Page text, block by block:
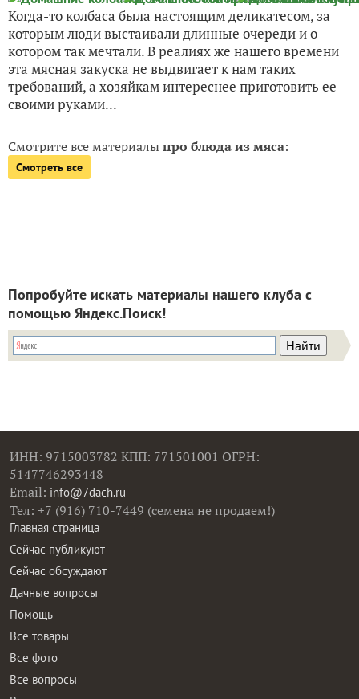
Когда-то колбаса была настоящим деликатесом, за
которым люди выстаивали длинные очереди и о
котором так мечтали. В реалиях же нашего времени
эта мясная закуска не выдвигает к нам таких
требований, а хозяйкам интереснее приготовить ее
своими руками...
Смотрите все материалыпро блюда из мяса:
Смотреть все
Попробуйте искать материалы нашего клуба с
помощью Яндекс.Поиск!
ИНН: 9715003782 КПП: 771501001 ОГРН:
5147746293448
Email: info@7dach.ru
Тел: +7 (916) 710-7449 (семена не продаем!)
Главная страница
Сейчас публикуют
Сейчас обсуждают
Дачные вопросы
Помощь
Все товары
Все фото
Все вопросы